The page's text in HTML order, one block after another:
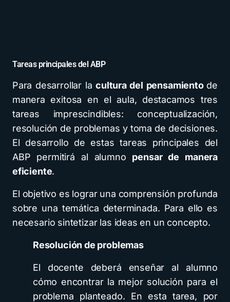
Tareas principales del ABP
Para desarrollar lacultura del pensamiento de
manera exitosa en el aula, destacamos tres
tareas imprescindibles: conceptualización,
resolución de problemas y toma de decisiones.
El desarrollo de estas tareas principales del
ABP permitirá al alumno pensar de manera
eficiente.
El objetivo es lograr una comprensión profunda
sobre una temática determinada. Para ello es
necesario sintetizar las ideas en un concepto.
Resolución de problemas
El docente deberá enseñar al alumno
cómo encontrar la mejor solución para el
problema planteado. En esta tarea, por